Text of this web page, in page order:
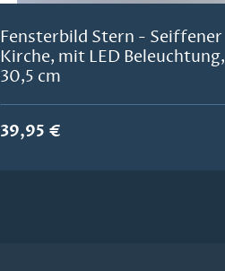
Fensterbild Stern - Seiffener
Kirche, mit LED Beleuchtung,
30,5 cm
39,95 €